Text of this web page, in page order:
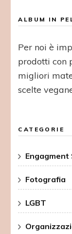
ALBUM IN
Per noi è
prodotti con
migliori
scelte
CATEGORIE
Engagment
Fotografia
LGBT